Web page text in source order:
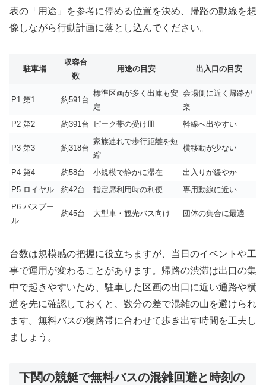
表の「用途」を参考に停める位置を決め、帰路の動線を想
像しながら行動計画に落とし込んでください。
駐車場
収容台
数
用途の目安 出入口の目安
P1 第1 約591台
標準区画が多く出庫も安
定
会場側に近く帰路が
楽
P2 第2
約391台 ピーク帯の受け皿 幹線へ出やすい
P3 第3 約318台
家族連れで歩行距離を短
縮
横移動が少ない
P4 第4 約58台 小規模で静かに滞在
出入りが緩やか
P5 ロイヤル
約42台 指定席利用時の利便
専用動線に近い
P6 バスプー
ル
約45台 大型車・観光バス向け 団体の集合に最適
台数は規模感の把握に役立ちますが、当日のイベントや工
事で運用が変わることがあります。帰路の渋滞は出口の集
中で起きやすいため、駐車した区画の出口に近い通路や横
道を先に確認しておくと、数分の差で混雑の山を避けられ
ます。無料バスの復路帯に合わせて歩き出す時間を工夫し
ましょう。
下関の競艇で無料バスの混雑回避と時刻の